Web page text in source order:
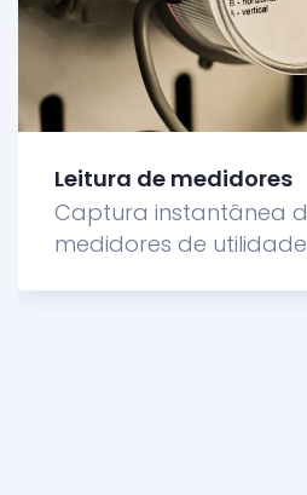
Leitura de medidores
Captura instantânea
medidores de utilidade